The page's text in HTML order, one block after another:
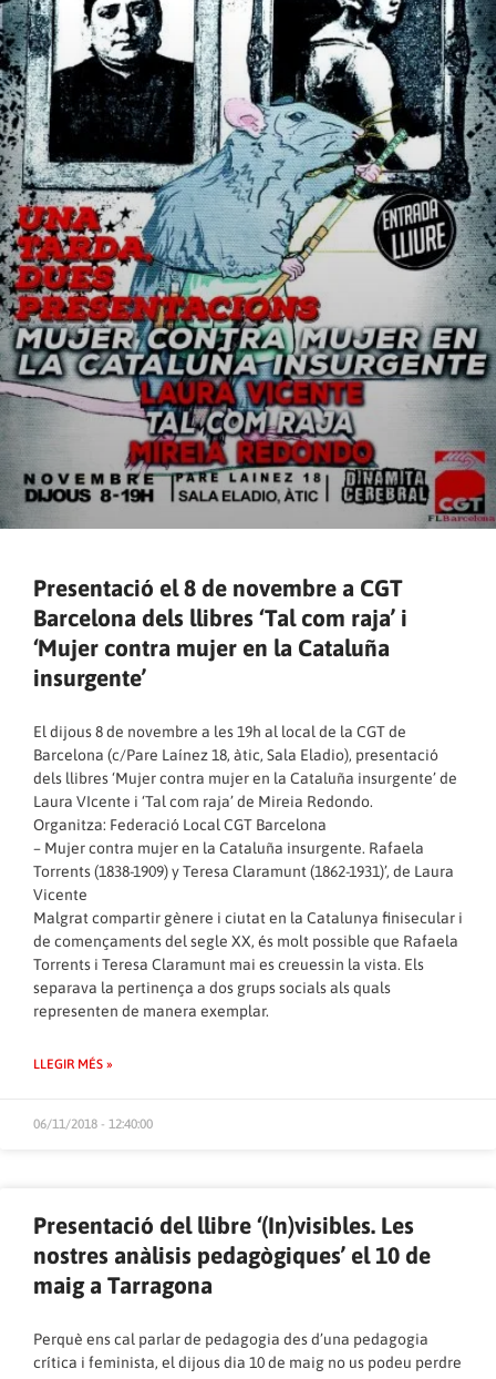
Presentació el 8 de novembre a CGT
Barcelona dels llibres ‘Tal com raja’ i
‘Mujer contra mujer en la Cataluña
insurgente’
El dijous 8 de novembre a les 19h al local de la CGT de
Barcelona (c/Pare Laínez 18, àtic, Sala Eladio), presentació
dels llibres ‘Mujer contra mujer en la Cataluña insurgente’ de
Laura VIcente i ‘Tal com raja’ de Mireia Redondo.
Organitza: Federació Local CGT Barcelona
– Mujer contra mujer en la Cataluña insurgente. Rafaela
Torrents (1838-1909) y Teresa Claramunt (1862-1931)’, de Laura
Vicente
Malgrat compartir gènere i ciutat en la Catalunya finisecular i
de començaments del segle XX, és molt possible que Rafaela
Torrents i Teresa Claramunt mai es creuessin la vista. Els
separava la pertinença a dos grups socials als quals
representen de manera exemplar.
LLEGIR MÉS »
06/11/2018 - 12:40:00
Presentació del llibre ‘(In)visibles. Les
nostres anàlisis pedagògiques’ el 10 de
maig a Tarragona
Perquè ens cal parlar de pedagogia des d’una pedagogia
crítica i feminista, el dijous dia 10 de maig no us podeu perdre